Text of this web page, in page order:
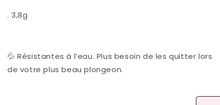
. 3,8g
💦 Résistantes à l’eau. Plus besoin de les quitter lors
de votre plus beau plongeon.